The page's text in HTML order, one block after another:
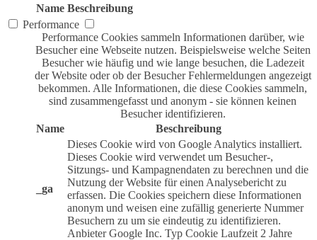
Name Beschreibung
Performance
Performance Cookies sammeln Informationen darüber, wie
Besucher eine Webseite nutzen. Beispielsweise welche Seiten
Besucher wie häufig und wie lange besuchen, die Ladezeit
der Website oder ob der Besucher Fehlermeldungen angezeigt
bekommen. Alle Informationen, die diese Cookies sammeln,
sind zusammengefasst und anonym - sie können keinen
Besucher identifizieren.
Name
Beschreibung
_ga
Dieses Cookie wird von Google Analytics installiert.
Dieses Cookie wird verwendet um Besucher-,
Sitzungs- und Kampagnendaten zu berechnen und die
Nutzung der Website für einen Analysebericht zu
erfassen. Die Cookies speichern diese Informationen
anonym und weisen eine zufällig generierte Nummer
Besuchern zu um sie eindeutig zu identifizieren.
Anbieter Google Inc. Typ Cookie Laufzeit 2 Jahre